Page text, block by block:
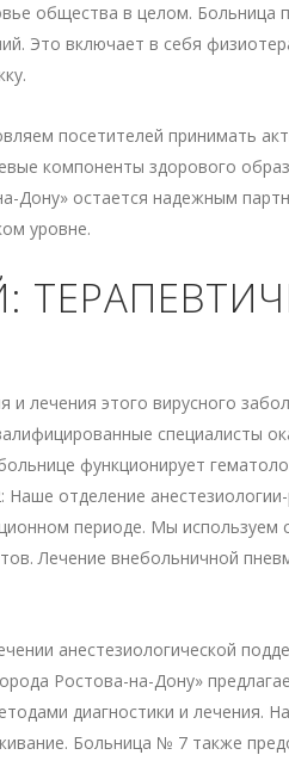
общества в целом. Больница
Это включает в себя
посетителей принимать
компоненты здорового
Дону» остается надежным
уровне.
лечения этого вирусного
специалисты
функционирует
Наше отделение
периоде. Мы используем
Лечение внебольничной
анестезиологической
Ростова-на-Дону»
диагностики и лечения.
Больница № 7 также